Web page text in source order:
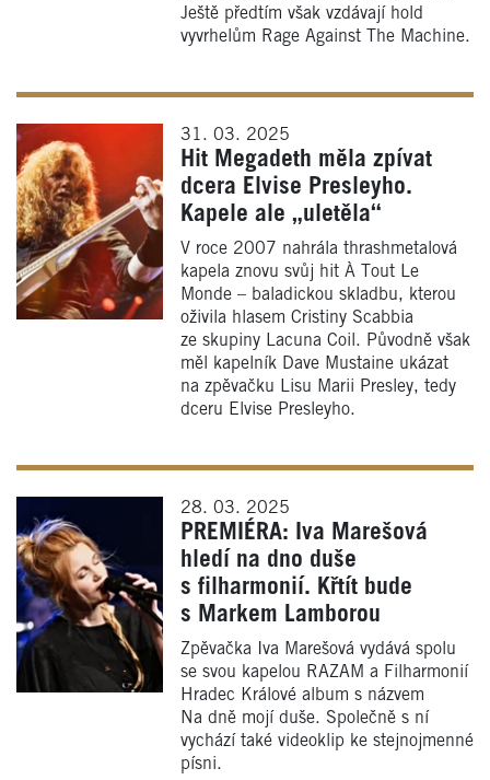
Ještě předtím však vzdávají hold
vyvrhelům Rage Against The Machine.
31. 03. 2025
Hit Megadeth měla zpívat
dcera Elvise Presleyho.
Kapele ale „uletěla“
V roce 2007 nahrála thrashmetalová
kapela znovu svůj hit À Tout Le
Monde – baladickou skladbu, kterou
oživila hlasem Cristiny Scabbia
ze skupiny Lacuna Coil. Původně však
měl kapelník Dave Mustaine ukázat
na zpěvačku Lisu Marii Presley, tedy
dceru Elvise Presleyho.
28. 03. 2025
PREMIÉRA: Iva Marešová
hledí na dno duše
s filharmonií. Křtít bude
s Markem Lamborou
Zpěvačka Iva Marešová vydává spolu
se svou kapelou RAZAM a Filharmonií
Hradec Králové album s názvem
Na dně mojí duše. Společně s ní
vychází také videoklip ke stejnojmenné
písni.